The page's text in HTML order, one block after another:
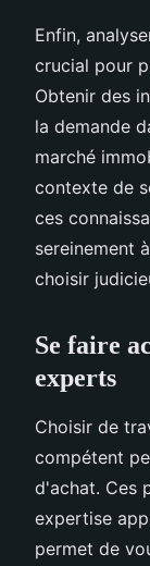
Enfin,
crucial pour
Obtenir des
la demande
marché
contexte de
ces
sereinement
choisir
Se faire
experts
Choisir de
compétent
d'achat. Ces
expertise
permet de